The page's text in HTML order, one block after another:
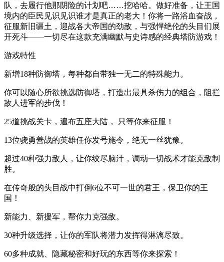
队，去履行他那阴险的计划吧……挖哈哈。做好准备，让王国
境内的臣民见识见识谁才是真正的老大！你将一路浴血奋战，
征服新旧疆土，迎战各大帝国的劲敌，与强悍绝伦的头目们展
开死斗——一切尽在这款充满幽默与史诗感的经典塔防游戏！
游戏特性
新增18种防御塔，每种都自带独一无二的特殊能力。
你可以随心所欲挑选防御塔，打造出最具杀伤力的组合，阻拦
敌人进军的步伐！
25道挑战关卡，遍布五座大陆， 只等你来征服！
13位骁勇善战的英雄任你发号施令，绝无一丝犹豫。
超过40种强力敌人，让你绞尽脑汁，调动一切战术才能克敌制
胜。
在传奇般的头目战中打倒6位不可一世的君王，保卫你的王
国！
新能力、新援军，帮你力克强敌。
30种升级选择，让你的军队将潜力发挥得淋漓尽致。
60多种成就、隐藏秘密和好玩的东西等你来探索！